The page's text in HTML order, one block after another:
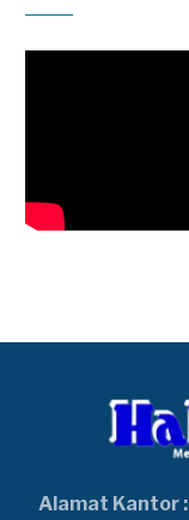
Alamat Kantor :